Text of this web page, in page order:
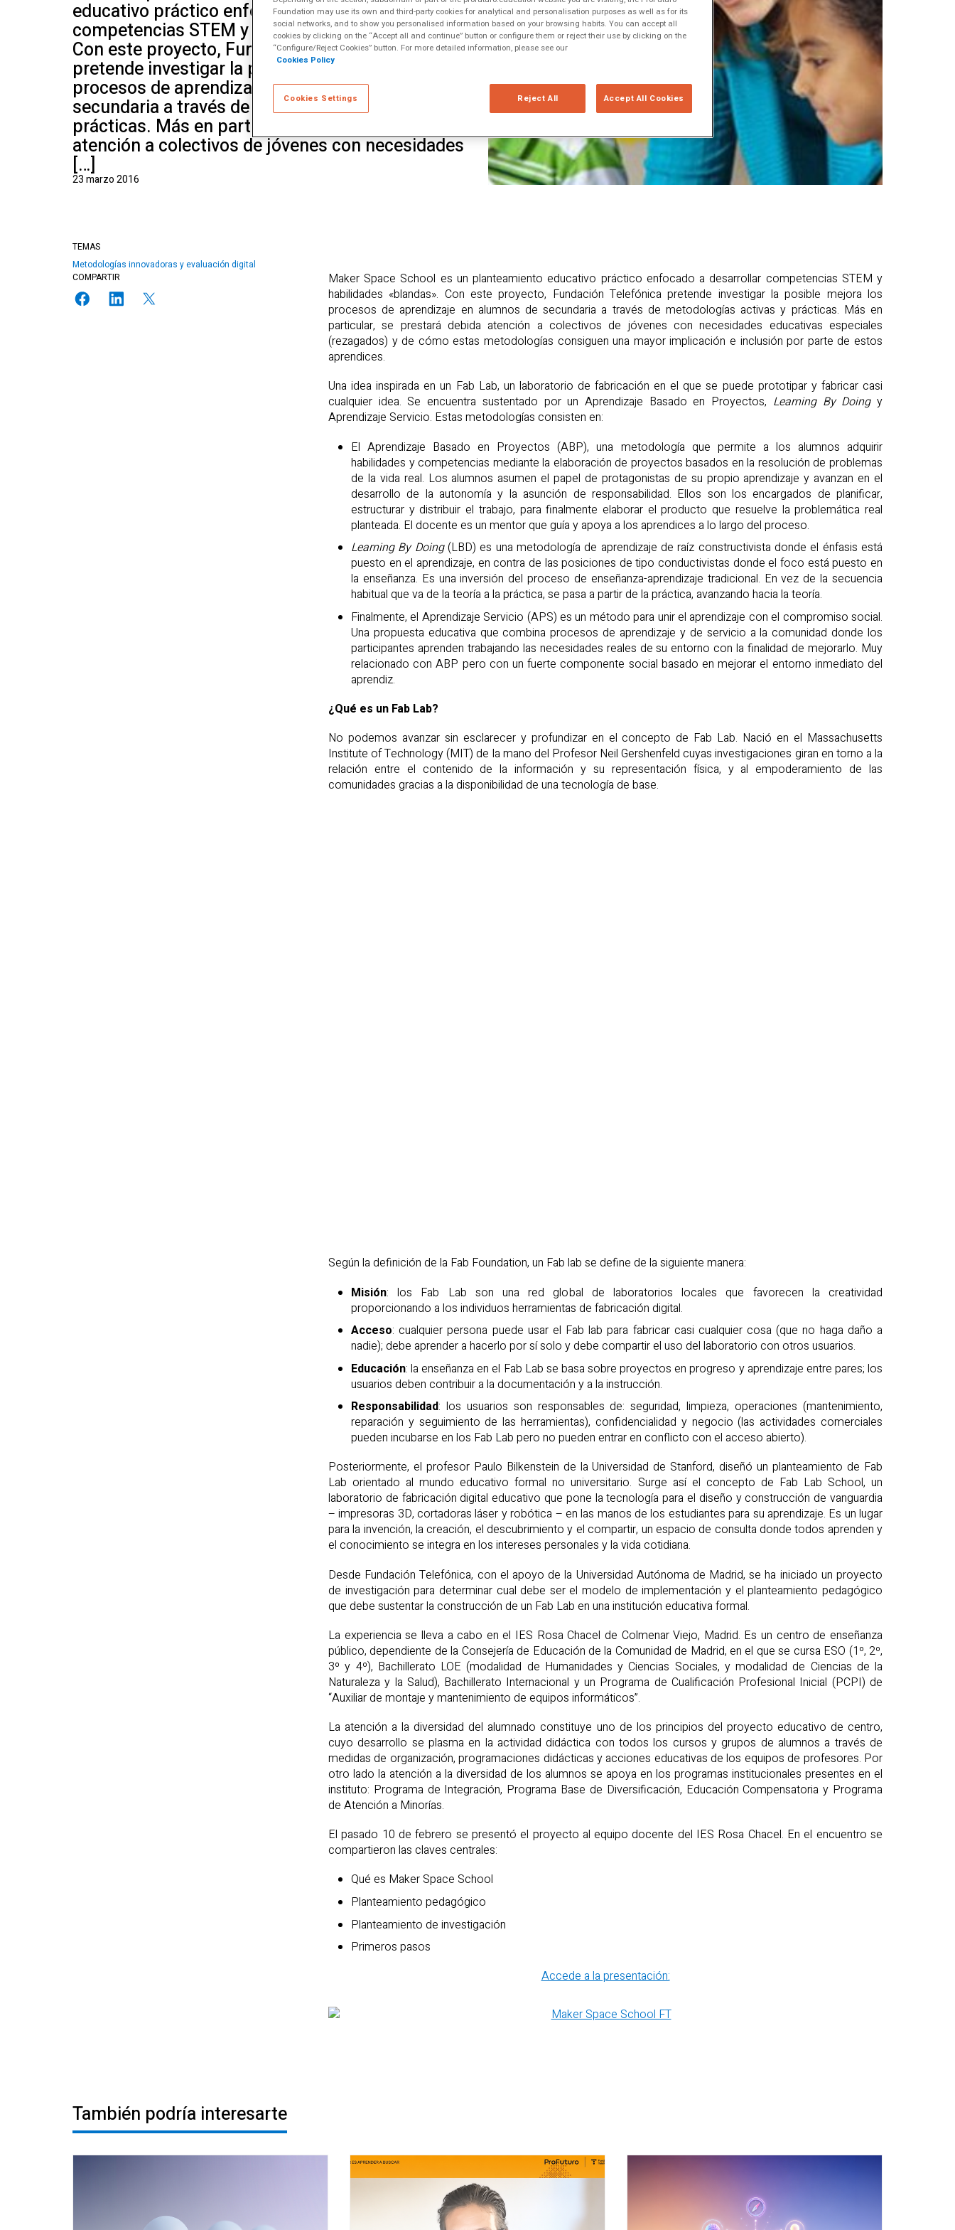
Escuela de Alfabetizaciones
Múltiples
educativo práctico enfocado a desarrollar
competencias STEM y habilidades «blandas».
Con este proyecto, Fundación Telefónica
pretende investigar la posible mejora los
procesos de aprendizaje en alumnos de
secundaria a través de metodologías activas y
prácticas. Más en particular, se prestará debida
atención a colectivos de jóvenes con necesidades
[…]
23 marzo 2016
TEMAS
Metodologías innovadoras y evaluación digital
COMPARTIR
Maker Space School es un planteamiento educativo práctico enfocado a desarrollar competencias STEM y
habilidades «blandas». Con este proyecto, Fundación Telefónica pretende investigar la posible mejora los
procesos de aprendizaje en alumnos de secundaria a través de metodologías activas y prácticas. Más en
particular, se prestará debida atención a colectivos de jóvenes con necesidades educativas especiales
(rezagados) y de cómo estas metodologías consiguen una mayor implicación e inclusión por parte de estos
aprendices.
Una idea inspirada en un Fab Lab, un laboratorio de fabricación en el que se puede prototipar y fabricar casi
cualquier idea. Se encuentra sustentado por un Aprendizaje Basado en Proyectos, Learning By Doingy
Aprendizaje Servicio. Estas metodologías consisten en:
El Aprendizaje Basado en Proyectos (ABP), una metodología que permite a los alumnos adquirir
habilidades y competencias mediante la elaboración de proyectos basados en la resolución de problemas
de la vida real. Los alumnos asumen el papel de protagonistas de su propio aprendizaje y avanzan en el
desarrollo de la autonomía y la asunción de responsabilidad. Ellos son los encargados de planificar,
estructurar y distribuir el trabajo, para finalmente elaborar el producto que resuelve la problemática real
planteada. El docente es un mentor que guía y apoya a los aprendices a lo largo del proceso.
Learning By Doing(LBD) es una metodología de aprendizaje de raíz constructivista donde el énfasis está
puesto en el aprendizaje, en contra de las posiciones de tipo conductivistas donde el foco está puesto en
la enseñanza. Es una inversión del proceso de enseñanza-aprendizaje tradicional. En vez de la secuencia
habitual que va de la teoría a la práctica, se pasa a partir de la práctica, avanzando hacia la teoría.
Finalmente, el Aprendizaje Servicio (APS) es un método para unir el aprendizaje con el compromiso social.
Una propuesta educativa que combina procesos de aprendizaje y de servicio a la comunidad donde los
participantes aprenden trabajando las necesidades reales de su entorno con la finalidad de mejorarlo. Muy
relacionado con ABP pero con un fuerte componente social basado en mejorar el entorno inmediato del
aprendiz.
¿Qué es un Fab Lab?
No podemos avanzar sin esclarecer y profundizar en el concepto de Fab Lab. Nació en el Massachusetts
Institute of Technology (MIT) de la mano del Profesor Neil Gershenfeld cuyas investigaciones giran en torno a la
relación entre el contenido de la información y su representación física, y al empoderamiento de las
comunidades gracias a la disponibilidad de una tecnología de base.
Según la definición de la Fab Foundation, un Fab lab se define de la siguiente manera:
Misión: los Fab Lab son una red global de laboratorios locales que favorecen la creatividad
proporcionando a los individuos herramientas de fabricación digital.
Acceso: cualquier persona puede usar el Fab lab para fabricar casi cualquier cosa (que no haga daño a
nadie); debe aprender a hacerlo por sí solo y debe compartir el uso del laboratorio con otros usuarios.
Educación: la enseñanza en el Fab Lab se basa sobre proyectos en progreso y aprendizaje entre pares; los
usuarios deben contribuir a la documentación y a la instrucción.
Responsabilidad: los usuarios son responsables de: seguridad, limpieza, operaciones (mantenimiento,
reparación y seguimiento de las herramientas), confidencialidad y negocio (las actividades comerciales
pueden incubarse en los Fab Lab pero no pueden entrar en conflicto con el acceso abierto).
Posteriormente, el profesor Paulo Bilkenstein de la Universidad de Stanford, diseñó un planteamiento de Fab
Lab orientado al mundo educativo formal no universitario. Surge así el concepto de Fab Lab School, un
laboratorio de fabricación digital educativo que pone la tecnología para el diseño y construcción de vanguardia
– impresoras 3D, cortadoras láser y robótica – en las manos de los estudiantes para su aprendizaje. Es un lugar
para la invención, la creación, el descubrimiento y el compartir, un espacio de consulta donde todos aprenden y
el conocimiento se integra en los intereses personales y la vida cotidiana.
Desde Fundación Telefónica, con el apoyo de la Universidad Autónoma de Madrid, se ha iniciado un proyecto
de investigación para determinar cual debe ser el modelo de implementación y el planteamiento pedagógico
que debe sustentar la construcción de un Fab Lab en una institución educativa formal.
La experiencia se lleva a cabo en el IES Rosa Chacel de Colmenar Viejo, Madrid. Es un centro de enseñanza
público, dependiente de la Consejería de Educación de la Comunidad de Madrid, en el que se cursa ESO (1º, 2º,
3º y 4º), Bachillerato LOE (modalidad de Humanidades y Ciencias Sociales, y modalidad de Ciencias de la
Naturaleza y la Salud), Bachillerato Internacional y un Programa de Cualificación Profesional Inicial (PCPI) de
“Auxiliar de montaje y mantenimiento de equipos informáticos”.
La atención a la diversidad del alumnado constituye uno de los principios del proyecto educativo de centro,
cuyo desarrollo se plasma en la actividad didáctica con todos los cursos y grupos de alumnos a través de
medidas de organización, programaciones didácticas y acciones educativas de los equipos de profesores. Por
otro lado la atención a la diversidad de los alumnos se apoya en los programas institucionales presentes en el
instituto: Programa de Integración, Programa Base de Diversificación, Educación Compensatoria y Programa
de Atención a Minorías.
El pasado 10 de febrero se presentó el proyecto al equipo docente del IES Rosa Chacel. En el encuentro se
compartieron las claves centrales:
Qué es Maker Space School
Planteamiento pedagógico
Planteamiento de investigación
Primeros pasos
Accede a la presentación:
También podría interesarte
Foundation may use its own and third-party cookies for analytical and personalisation purposes as well as for its
social networks, and to show you personalised information based on your browsing habits. You can accept all
cookies by clicking on the “Accept all and continue” button or configure them or reject their use by clicking on the
“Configure/Reject Cookies” button. For more detailed information, please see our
Cookies Policy
Cookies Settings Reject All Accept All Cookies